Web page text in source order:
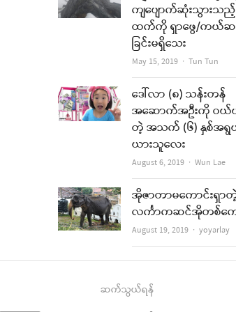
ကျပျောက်ဆုံးသွားသ
ထက်ကို ရှာဖွေ/ကယ်
ခြင်းမရှိသေး
May 15, 2019 Author
Tun Tun
ဒေါ်လာ (၈) သန်းတန်
အဆောက်အဦးကို ဝယ်
တဲ့ အသက် (၆) နှစ်အရွ
ယားသူလေး
August 6, 2019 Author
Wun Lae
အိုဇာတာမကောင်းရှာ
လင်္ကာကဆင်အိုတစ်က
August 19, 2019 Author
yoyarlay
ဆက်သွယ်ရန်